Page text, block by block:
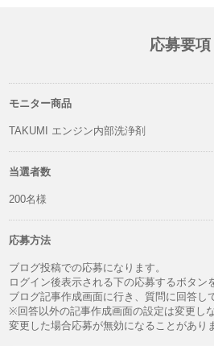
応募要項
モニター商品
TAKUMI エンジン内部洗浄剤
当選者数
200名様
応募方法
ブログ投稿での応募になります。
ログイン後表示される下の応募するボタン
ブログ記事作成画面に行き、質問に回答し
※回答以外の記事作成画面の設定は変更し
変更した場合応募が無効になることがあり